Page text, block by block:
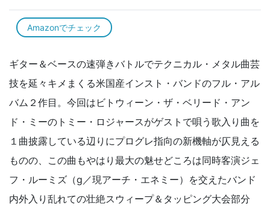
Amazonでチェック
ギター＆ベースの速弾きバトルでテクニカル・メタル曲芸
技を延々キメまくる米国産インスト・バンドのフル・アル
バム２作目。今回はビトウィーン・ザ・ベリード・アン
ド・ミーのトミー・ロジャースがゲストで唄う歌入り曲を
１曲披露している辺りにプログレ指向の新機軸が仄見える
ものの、この曲もやはり最大の魅せどころは同時客演ジェ
フ・ルーミズ（g／現アーチ・エネミー）を交えたバンド
内外入り乱れての壮絶スウィープ＆タッピング大会部分